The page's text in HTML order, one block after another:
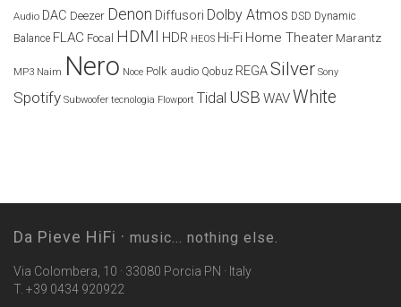
Audio DAC Deezer Denon Diffusori Dolby Atmos DSD Dynamic
Balance FLAC Focal HDMI HDR HEOS Hi-Fi Home Theater Marantz
MP3 Naim Nero Noce Polk audio Qobuz REGASilver Sony
Spotify Subwoofer tecnologia Flowport Tidal USB WAVWhite
Da Pieve HiFi · music... nothing else.
Via Colombera, 10 · 33080 Porcia PN · Italy
T. +39 0434 920922